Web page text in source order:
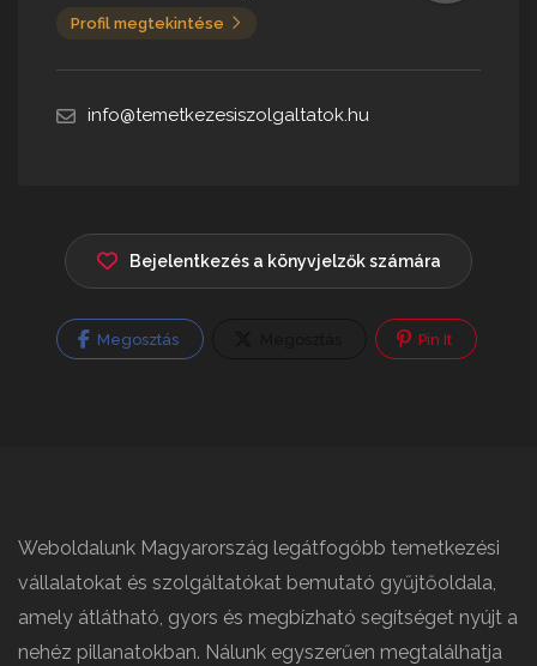
Profil megtekintése
info@temetkezesiszolgaltatok.hu
Bejelentkezés a könyvjelzők számára
Megosztás Pin It
Weboldalunk Magyarország legátfogóbb temetkezési
vállalatokat és szolgáltatókat bemutató gyűjtőoldala,
amely átlátható, gyors és megbízható segítséget nyújt a
nehéz pillanatokban. Nálunk egyszerűen megtalálhatja